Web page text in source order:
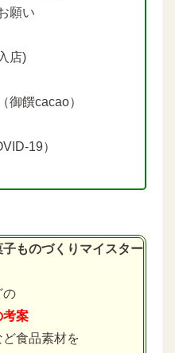
願い
店)
御饌cacao）
19）
ものづくりマイスター
の
考案
食品素材を